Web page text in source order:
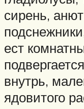
сирень,
ест
внутрь,
ядовитого